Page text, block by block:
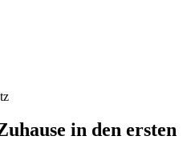
in den ersten